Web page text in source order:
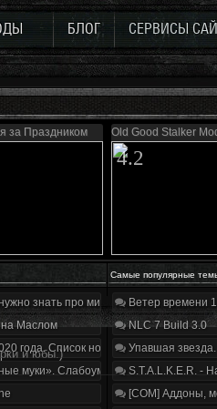
БЛОГ СЕРВИСЫ
за Праздником Old Good Stalker
4.2
Самые популярные
знать про мир, геймплей и сюжет |
Маслом
года. Список нововведений
муки». Слабоумие и отвага
Ветер времени
NLC 7 Build 3.0
Упавшая
S.T.A.L.K.E.R. -
[COM] Аддоны,
и юбы.)